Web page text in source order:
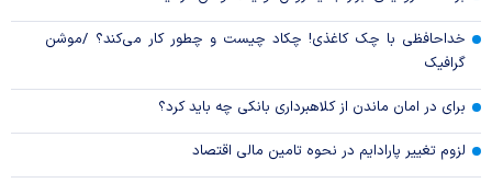
خداحافظی با چک کاغذی! چکاد چیست و چطور کار می‌کند؟ /موشن
گرافیک
برای در امان ماندن از کلاهبرداری بانکی چه باید کرد؟
لزوم تغییر پارادایم در نحوه تامین مالی اقتصاد